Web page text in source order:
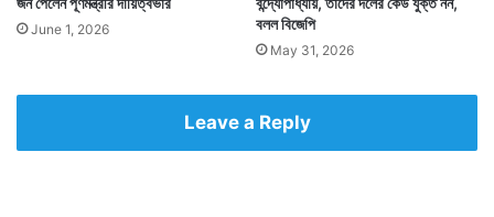
June 1, 2026
বলল বিজেপি
May 31, 2026
Leave a Reply